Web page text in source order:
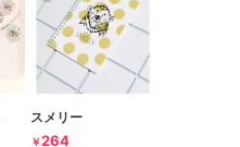
スメリー
￥264